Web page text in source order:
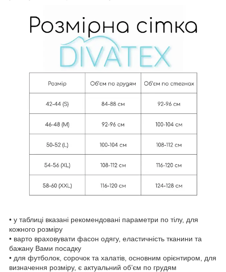
• у таблиці вказані рекомендовані параметри по тілу, для
кожного розміру
• варто враховувати фасон одягу, еластичність тканини та
бажану Вами посадку
• для футболок, сорочок та халатів, основним орієнтиром, для
визначення розміру, є актуальний об’єм по грудям